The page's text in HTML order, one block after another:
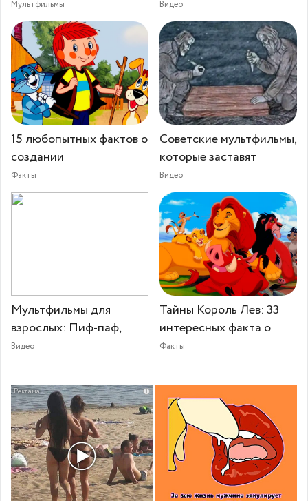
Мультфильмы Видео
15 любопытных фактов о
создании
Факты
Советские мультфильмы,
которые заставят
Видео
Мультфильмы для
взрослых: Пиф-паф,
Видео
Тайны Король Лев: 33
интересных факта о
Факты
i